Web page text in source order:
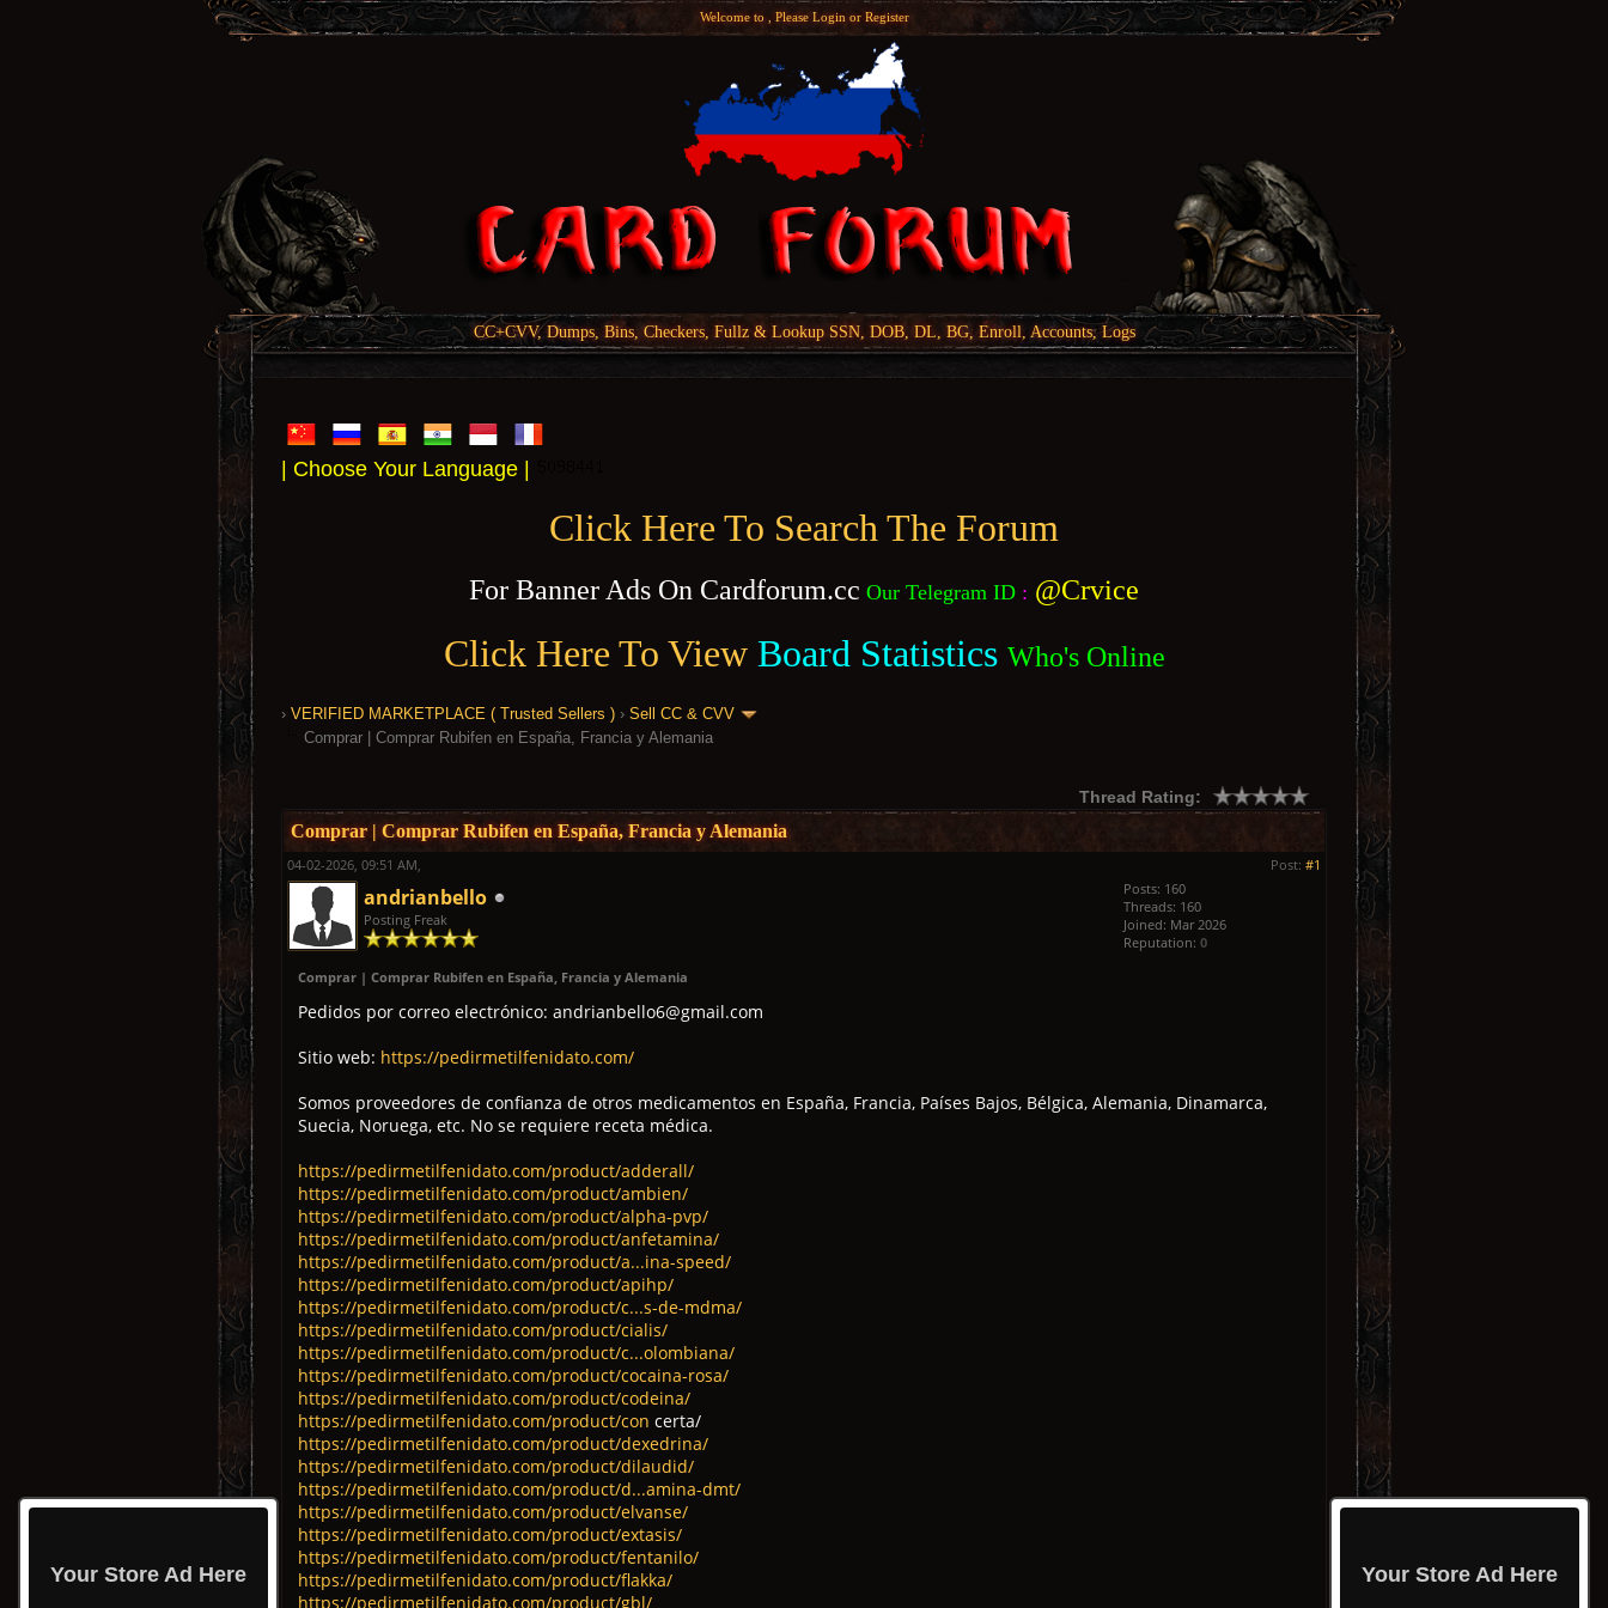
Welcome to , Please Loginor Register
CC+CVV, Dumps, Bins, Checkers, Fullz & Lookup SSN, DOB, DL, BG, Enroll, Accounts, Logs
| Choose Your Language |
Click Here To Search The Forum
For Banner Ads On Cardforum.cc Our Telegram ID : @Crvice
Click Here To View Board Statistics Who's Online
Your Store Ad Here Your Store Ad Here
› VERIFIED MARKETPLACE ( Trusted Sellers ) › Sell CC & CVV
Comprar | Comprar Rubifen en España, Francia y Alemania
Thread Rating:
Comprar | Comprar Rubifen en España, Francia y Alemania
04-02-2026, 09:51 AM, Post: #1
andrianbello
Posting Freak
Posts: 160
Threads: 160
Joined: Mar 2026
Reputation: 0
Comprar | Comprar Rubifen en España, Francia y Alemania
Pedidos por correo electrónico: andrianbello6@gmail.com
Sitio web: https://pedirmetilfenidato.com/
Somos proveedores de confianza de otros medicamentos en España, Francia, Países Bajos, Bélgica, Alemania, Dinamarca,
Suecia, Noruega, etc. No se requiere receta médica.
https://pedirmetilfenidato.com/product/adderall/
https://pedirmetilfenidato.com/product/ambien/
https://pedirmetilfenidato.com/product/alpha-pvp/
https://pedirmetilfenidato.com/product/anfetamina/
https://pedirmetilfenidato.com/product/a...ina-speed/
https://pedirmetilfenidato.com/product/apihp/
https://pedirmetilfenidato.com/product/c...s-de-mdma/
https://pedirmetilfenidato.com/product/cialis/
https://pedirmetilfenidato.com/product/c...olombiana/
https://pedirmetilfenidato.com/product/cocaina-rosa/
https://pedirmetilfenidato.com/product/codeina/
https://pedirmetilfenidato.com/product/con certa/
https://pedirmetilfenidato.com/product/dexedrina/
https://pedirmetilfenidato.com/product/dilaudid/
https://pedirmetilfenidato.com/product/d...amina-dmt/
https://pedirmetilfenidato.com/product/elvanse/
https://pedirmetilfenidato.com/product/extasis/
https://pedirmetilfenidato.com/product/fentanilo/
https://pedirmetilfenidato.com/product/flakka/
https://pedirmetilfenidato.com/product/gbl/